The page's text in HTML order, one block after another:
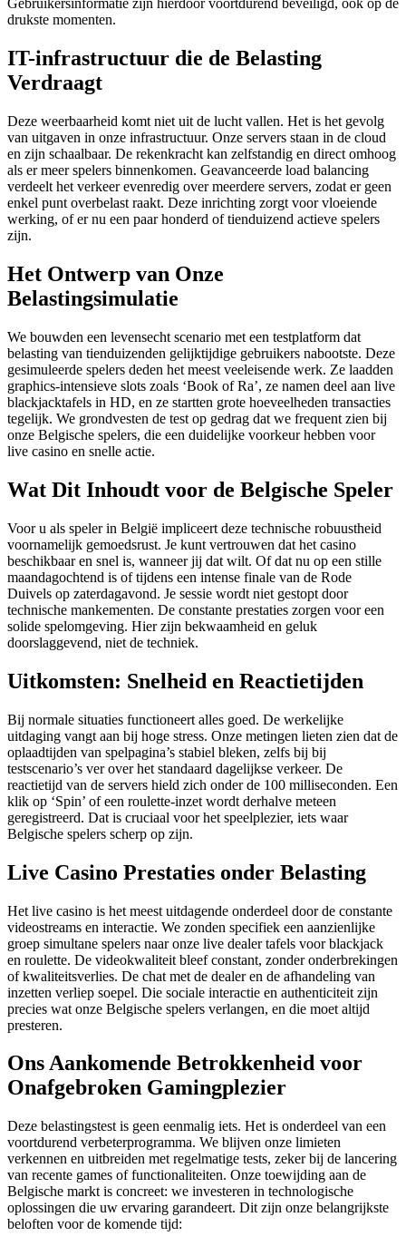
Gebruikersinformatie zijn hierdoor voortdurend beveiligd, ook op de
drukste momenten.
IT-infrastructuur die de Belasting
Verdraagt
Deze weerbaarheid komt niet uit de lucht vallen. Het is het gevolg
van uitgaven in onze infrastructuur. Onze servers staan in de cloud
en zijn schaalbaar. De rekenkracht kan zelfstandig en direct omhoog
als er meer spelers binnenkomen. Geavanceerde load balancing
verdeelt het verkeer evenredig over meerdere servers, zodat er geen
enkel punt overbelast raakt. Deze inrichting zorgt voor vloeiende
werking, of er nu een paar honderd of tienduizend actieve spelers
zijn.
Het Ontwerp van Onze
Belastingsimulatie
We bouwden een levensecht scenario met een testplatform dat
belasting van tienduizenden gelijktijdige gebruikers nabootste. Deze
gesimuleerde spelers deden het meest veeleisende werk. Ze laadden
graphics-intensieve slots zoals ‘Book of Ra’, ze namen deel aan live
blackjacktafels in HD, en ze startten grote hoeveelheden transacties
tegelijk. We grondvesten de test op gedrag dat we frequent zien bij
onze Belgische spelers, die een duidelijke voorkeur hebben voor
live casino en snelle actie.
Wat Dit Inhoudt voor de Belgische Speler
Voor u als speler in België impliceert deze technische robuustheid
voornamelijk gemoedsrust. Je kunt vertrouwen dat het casino
beschikbaar en snel is, wanneer jij dat wilt. Of dat nu op een stille
maandagochtend is of tijdens een intense finale van de Rode
Duivels op zaterdagavond. Je sessie wordt niet gestopt door
technische mankementen. De constante prestaties zorgen voor een
solide spelomgeving. Hier zijn bekwaamheid en geluk
doorslaggevend, niet de techniek.
Uitkomsten: Snelheid en Reactietijden
Bij normale situaties functioneert alles goed. De werkelijke
uitdaging vangt aan bij hoge stress. Onze metingen lieten zien dat de
oplaadtijden van spelpagina’s stabiel bleken, zelfs bij bij
testscenario’s ver over het standaard dagelijkse verkeer. De
reactietijd van de servers hield zich onder de 100 milliseconden. Een
klik op ‘Spin’ of een roulette-inzet wordt derhalve meteen
geregistreerd. Dat is cruciaal voor het speelplezier, iets waar
Belgische spelers scherp op zijn.
Live Casino Prestaties onder Belasting
Het live casino is het meest uitdagende onderdeel door de constante
videostreams en interactie. We zonden specifiek een aanzienlijke
groep simultane spelers naar onze live dealer tafels voor blackjack
en roulette. De videokwaliteit bleef constant, zonder onderbrekingen
of kwaliteitsverlies. De chat met de dealer en de afhandeling van
inzetten verliep soepel. Die sociale interactie en authenticiteit zijn
precies wat onze Belgische spelers verlangen, en die moet altijd
presteren.
Ons Aankomende Betrokkenheid voor
Onafgebroken Gamingplezier
Deze belastingstest is geen eenmalig iets. Het is onderdeel van een
voortdurend verbeterprogramma. We blijven onze limieten
verkennen en uitbreiden met regelmatige tests, zeker bij de lancering
van recente games of functionaliteiten. Onze toewijding aan de
Belgische markt is concreet: we investeren in technologische
oplossingen die uw ervaring garandeert. Dit zijn onze belangrijkste
beloften voor de komende tijd: